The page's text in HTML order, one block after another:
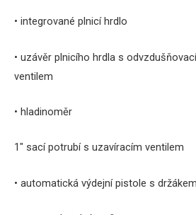
• integrované plnicí hrdlo
• uzávěr plnicího hrdla s
ventilem
• hladinoměr
1″ sací potrubí s uzavíracím ventilem
• automatická výdejní pistole s